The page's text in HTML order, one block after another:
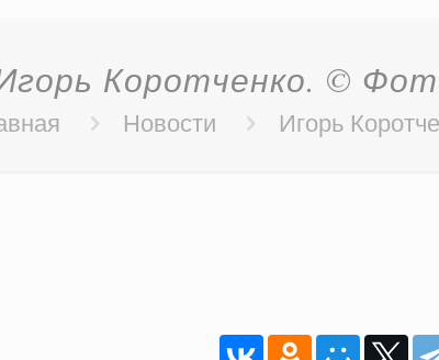
Коротченко. ©
Новости Игорь